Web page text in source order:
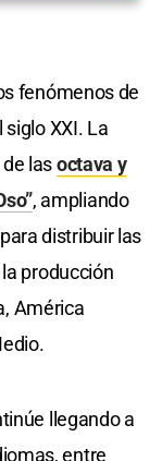
fenómenos de
XXI. La
lasoctava y
, ampliando
distribuir las
producción
América
llegando a
entre